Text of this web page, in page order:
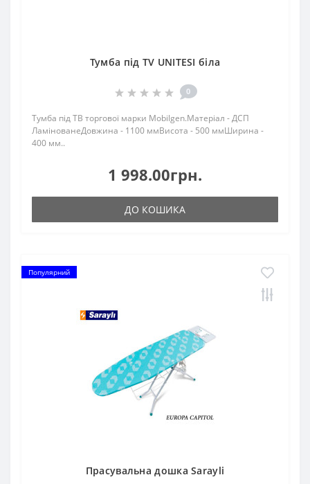
Тумба під TV UNITESI біла
0
Тумба під ТВ торгової марки Mobilgen.Матеріал - ДСП
ЛамінованеДовжина - 1100 ммВисота - 500 ммШирина -
400 мм..
1 998.00грн.
ДО КОШИКА
Популярний
Прасувальна дошка Sarayli